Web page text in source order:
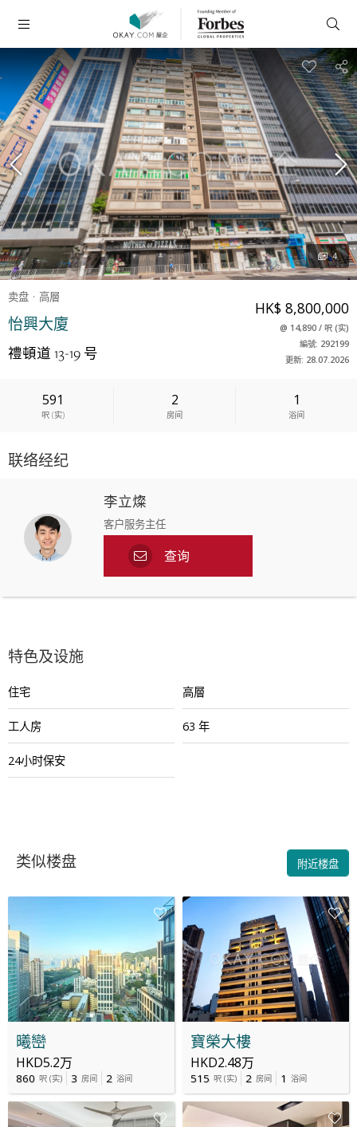
卖盘 高層
怡興大廈
禮頓道 13-19 号
HK$ 8,800,000
@ 14,890/ 呎(实)
編號: 292199
更新: 28.07.2026
591
呎(实)
2
房间
1
浴间
4
联络经纪
李立燦
客户服务主任
查询
特色及设施
住宅 高層
工人房 63 年
24小时保安
类似楼盘 附近楼盘
曦巒
HKD5.2万
860 呎 (实) 3 房间 2 浴间
寶榮大樓
HKD2.48万
515 呎 (实) 2 房间 1 浴间